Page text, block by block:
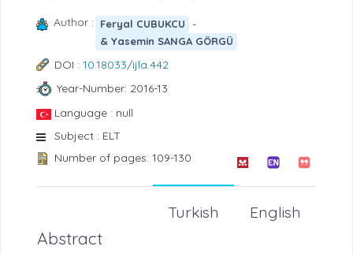
Author : Feryal CUBUKCU -
& Yasemin SANGA GÖRGÜ
DOI : 10.18033/ijla.442
Year-Number: 2016-13
Language : null
Subject : ELT
Number of pages: 109-130
English
Turkish
Abstract